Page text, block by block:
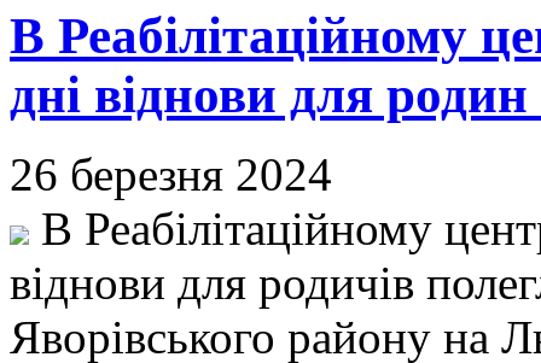
В Реабілітаційному
дні віднови для
26 березня 2024
В Реабілітаційному
віднови для родичів
Яворівського району на